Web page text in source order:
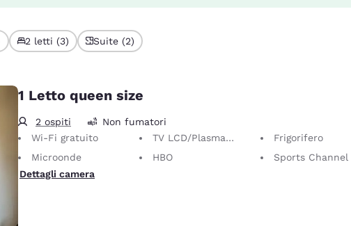
2 letti (3) Suite (2)
1 Letto queen size
2 ospiti
Non fumatori
Wi-Fi gratuito
TV LCD/Plasma 32 pollici
Frigorifero
Microonde
HBO
Sports Channel
Dettagli camera